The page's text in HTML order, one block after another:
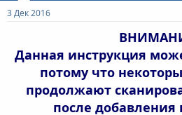
3 Дек 2016
Данная инструкция
потому что
продолжают
после